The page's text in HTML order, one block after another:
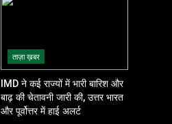
ताज़ा ख़बर
IMD ने कई राज्यों में भारी बारिश और
बाढ़ की चेतावनी जारी की, उत्तर भारत
और पूर्वोत्तर में हाई अलर्ट